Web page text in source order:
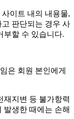
이트 내의 내용물,
판단되는 경우 사
부할 수 있습니다.
은 회원 본인에게
지변 등 불가항력
발생한 때에는 손해